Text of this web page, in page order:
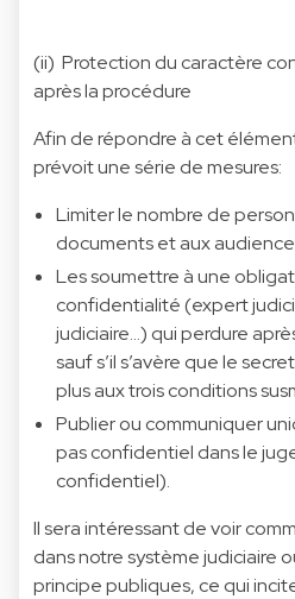
(ii) Protection du caractère
après la procédure
Afin de répondre à cet
prévoit une série de mesures:
Limiter le nombre de
documents et aux
Les soumettre à une
confidentialité (expert
judiciaire…) qui perdure
sauf s’il s’avère que le
plus aux trois conditions
Publier ou communiquer
pas confidentiel dans le
confidentiel).
Il sera intéressant de voir
dans notre système judiciaire
principe publiques, ce qui